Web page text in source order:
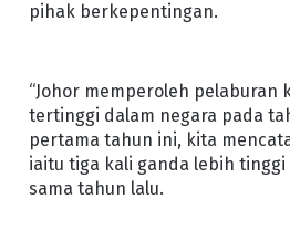
pihak berkepentingan.
“Johor memperoleh pelaburan
tertinggi dalam negara pada
pertama tahun ini, kita
iaitu tiga kali ganda lebih
sama tahun lalu.